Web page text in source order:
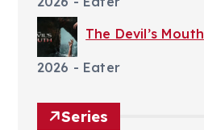
The Devil’s Mouth
2026 - Eater
Series